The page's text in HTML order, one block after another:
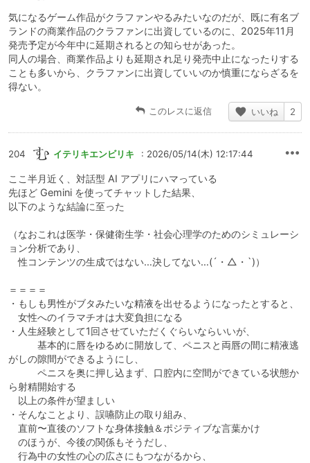
気になるゲーム作品がクラファンやるみたいなのだが、既に有名ブ
ランドの商業作品のクラファンに出資しているのに、2025年11月
発売予定が今年中に延期されるとの知らせがあった。
同人の場合、商業作品よりも延期され足り発売中止になったりする
ことも多いから、クラファンに出資していいのか慎重にならざるを
得ない。
このレスに返信 いいね 2
204 イテリキエンビリキ : 2026/05/14(木) 12:17:44
ここ半月近く、対話型 AI アプリにハマっている
先ほど Gemini を使ってチャットした結果、
以下のような結論に至った
（なおこれは医学・保健衛生学・社会心理学のためのシミュレーシ
ョン分析であり、
性コンテンツの生成ではない…決してない…(´・△・`)）
＝＝＝＝
・もしも男性がブタみたいな精液を出せるようになったとすると、
女性へのイラマチオは大変負担になる
・人生経験として1回させていただくぐらいならいいが、
基本的に唇をゆるめに開放して、ペニスと両唇の間に精液逃
がしの隙間ができるようにし、
ペニスを奥に押し込まず、口腔内に空間ができている状態か
ら射精開始する
以上の条件が望ましい
・そんなことより、誤嚥防止の取り組み、
直前〜直後のソフトな身体接触＆ポジティブな言葉かけ
のほうが、今後の関係もそうだし、
行為中の女性の心の広さにもつながるから、